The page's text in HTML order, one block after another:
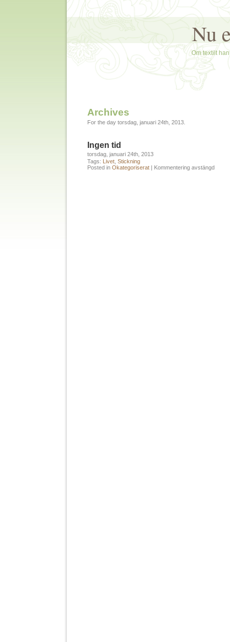
Nu
Om textilt
Archives
For the day torsdag, januari 24th, 2013.
Ingen tid
torsdag, januari 24th, 2013
Tags: Livet Stickning
Posted in Okategoriserat | Kommentering avstängd